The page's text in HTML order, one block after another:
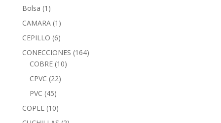
Bolsa (1)
CAMARA (1)
CEPILLO (6)
CONECCIONES (164)
COBRE (10)
CPVC (22)
PVC (45)
COPLE (10)